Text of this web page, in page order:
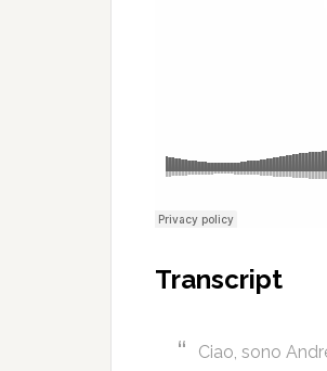
Transcript
Ciao, sono